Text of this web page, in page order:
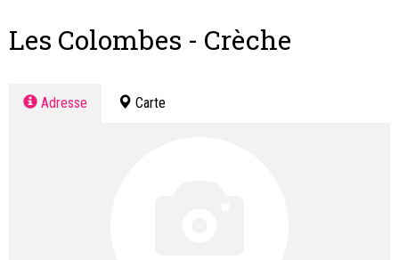
Les Colombes - Crèche
Adresse Carte